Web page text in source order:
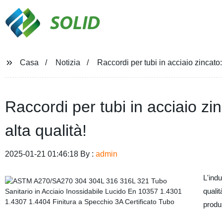
SOLID
Casa Notizia Raccordi per tubi in acciaio
Raccordi per tubi in acciaio
alta qualità!
2025-01-21 01:46:18 By : admin